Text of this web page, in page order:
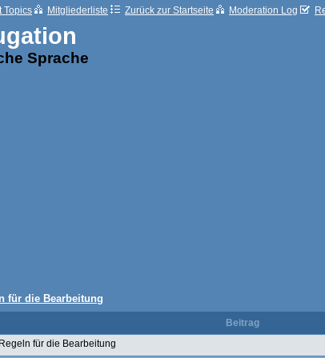
Topics Mitgliederliste Zurück zur Startseite Moderation Log
Sprache
für die Bearbeitung
Beitrag
für die Bearbeitung